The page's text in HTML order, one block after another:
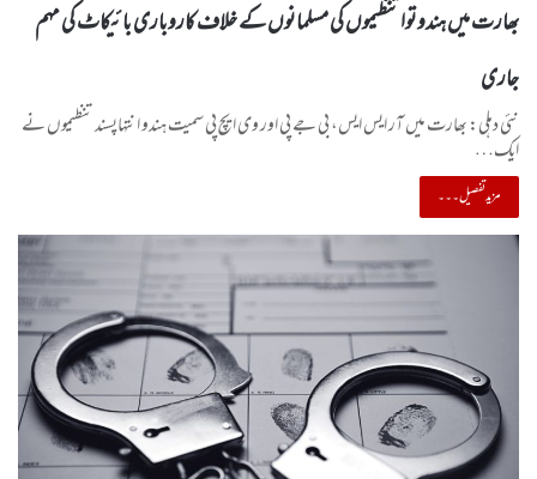
بھارت میں ہندوتوا تنظیموں کی مسلمانوں کے خلاف کاروباری بائیکاٹ کی مہم
جاری
نئی دہلی: بھارت میں آر ایس ایس، بی جے پی اور وی ایچ پی سمیت ہندو انتہاپسند تنظیموں نے
ایک…
مزید تفصیل۔۔۔